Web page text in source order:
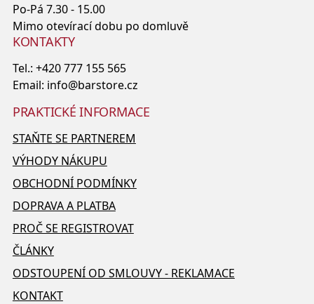
Po-Pá 7.30 - 15.00
Mimo otevírací dobu po domluvě
KONTAKTY
Tel.: +420 777 155 565
Email: info@barstore.cz
PRAKTICKÉ INFORMACE
STAŇTE SE PARTNEREM
VÝHODY NÁKUPU
OBCHODNÍ PODMÍNKY
DOPRAVA A PLATBA
PROČ SE REGISTROVAT
ČLÁNKY
ODSTOUPENÍ OD SMLOUVY - REKLAMACE
KONTAKT